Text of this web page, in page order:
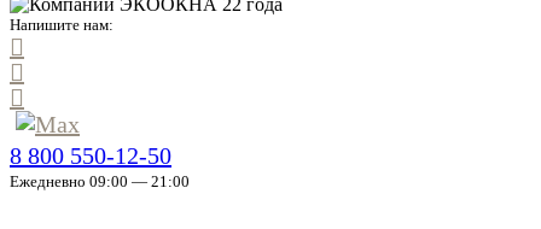
Напишите нам:
8 800 550-12-50
Ежедневно 09:00 — 21:00